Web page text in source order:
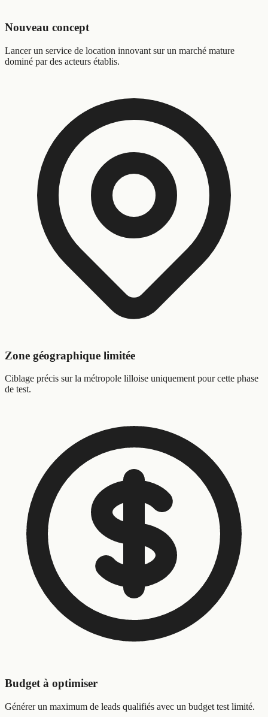
Nouveau concept
Lancer un service de location innovant sur un marché mature
dominé par des acteurs établis.
Zone géographique limitée
Ciblage précis sur la métropole lilloise uniquement pour cette phase
de test.
Budget à optimiser
Générer un maximum de leads qualifiés avec un budget test limité.